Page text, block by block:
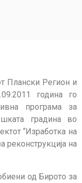
Плански Регион и
година го
програма за
градина во
“Изработка на
реконструкција на
од Бирото за